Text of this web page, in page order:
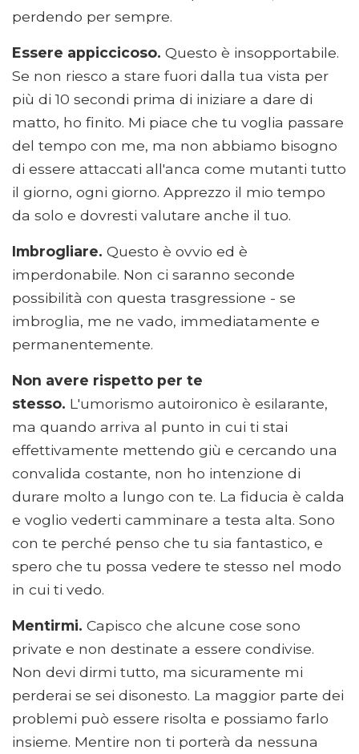
perdendo per sempre.
Essere appiccicoso. Questo è insopportabile.
Se non riesco a stare fuori dalla tua vista per
più di 10 secondi prima di iniziare a dare di
matto, ho finito. Mi piace che tu voglia passare
del tempo con me, ma non abbiamo bisogno
di essere attaccati all'anca come mutanti tutto
il giorno, ogni giorno. Apprezzo il mio tempo
da solo e dovresti valutare anche il tuo.
Imbrogliare. Questo è ovvio ed è
imperdonabile. Non ci saranno seconde
possibilità con questa trasgressione - se
imbroglia, me ne vado, immediatamente e
permanentemente.
Non avere rispetto per te
stesso. L'umorismo autoironico è esilarante,
ma quando arriva al punto in cui ti stai
effettivamente mettendo giù e cercando una
convalida costante, non ho intenzione di
durare molto a lungo con te. La fiducia è calda
e voglio vederti camminare a testa alta. Sono
con te perché penso che tu sia fantastico, e
spero che tu possa vedere te stesso nel modo
in cui ti vedo.
Mentirmi. Capisco che alcune cose sono
private e non destinate a essere condivise.
Non devi dirmi tutto, ma sicuramente mi
perderai se sei disonesto. La maggior parte dei
problemi può essere risolta e possiamo farlo
insieme. Mentire non ti porterà da nessuna